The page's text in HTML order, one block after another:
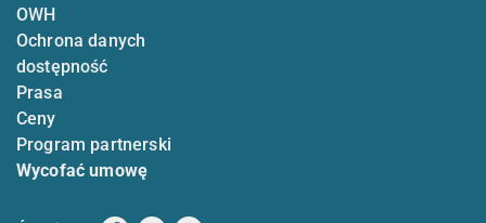
OWH
Ochrona danych
dostępność
Prasa
Ceny
Program partnerski
Wycofać umowę